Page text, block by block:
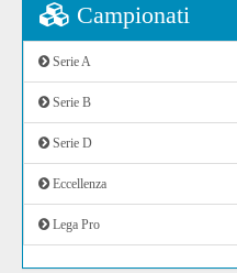
Campionati
Serie A
Serie B
Serie D
Eccellenza
Lega Pro